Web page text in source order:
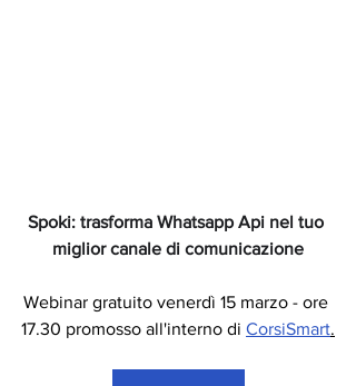
Spoki: trasforma Whatsapp Api nel tuo
miglior canale di comunicazione
Webinar gratuito venerdì 15 marzo - ore
17.30 promosso all'interno di CorsiSmart.